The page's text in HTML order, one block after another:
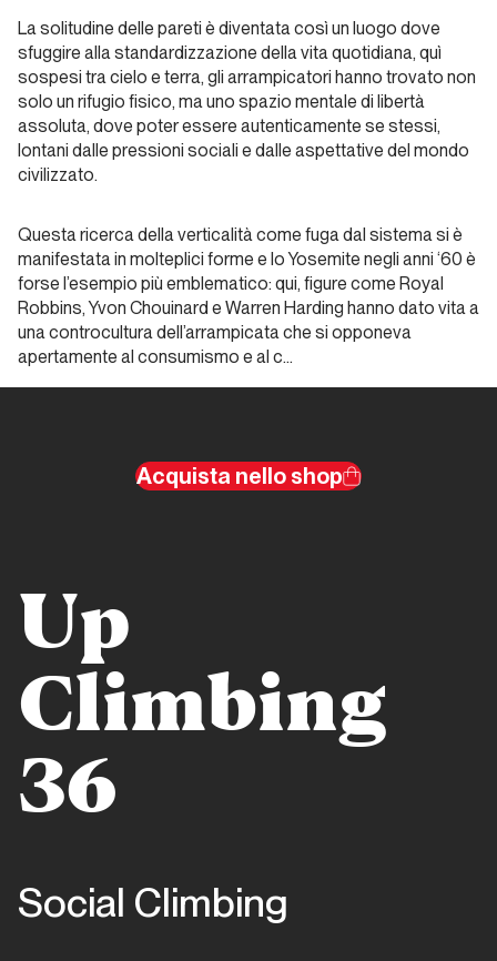
Cinquant’anni
di carta
quale futuro?
Dalla carta all'etere
Dalla
carta
Daneri
Montagne
Dalla carta all'etere
Climb&Media
La solitudine delle pareti è diventata così un luogo dove
sfuggire alla standardizzazione della vita quotidiana, quì
sospesi tra cielo e terra, gli arrampicatori hanno trovato non
solo un rifugio fisico, ma uno spazio mentale di libertà
assoluta, dove poter essere autenticamente se stessi,
lontani dalle pressioni sociali e dalle aspettative del mondo
civilizzato.
Questa ricerca della verticalità come fuga dal sistema si è
manifestata in molteplici forme e lo Yosemite negli anni ‘60 è
forse l’esempio più emblematico: qui, figure come Royal
Robbins, Yvon Chouinard e Warren Harding hanno dato vita a
una controcultura dell’arrampicata che si opponeva
apertamente al consumismo e al c…
Up
Climbing
36
Social Climbing
Acquista nello shop